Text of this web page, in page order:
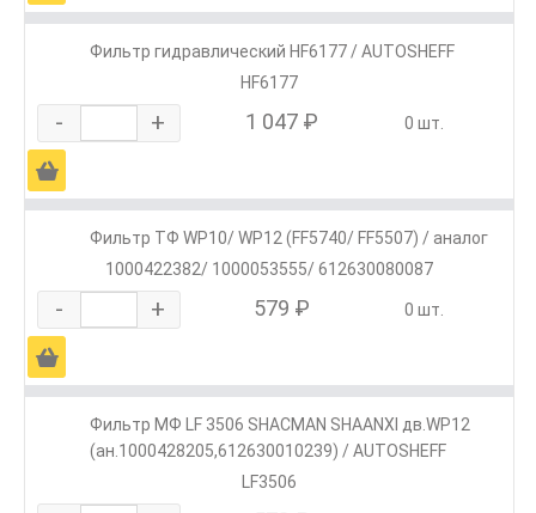
Фильтр гидравлический HF6177 / AUTOSHEFF
HF6177
- + 1 047 ₽ 0 шт.
Ä
Фильтр ТФ WP10/ WP12 (FF5740/ FF5507) / аналог
1000422382/ 1000053555/ 612630080087
- + 579 ₽ 0 шт.
Ä
Фильтр МФ LF 3506 SHACMAN SHAANXI дв.WP12
(ан.1000428205,612630010239) / AUTOSHEFF
LF3506